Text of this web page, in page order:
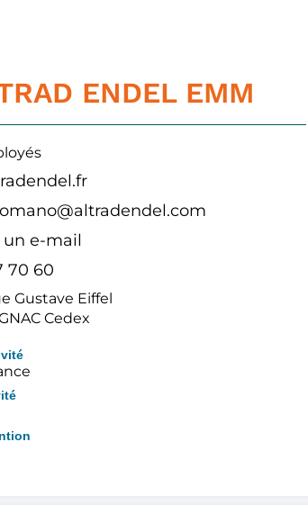
ENDEL EMM
un e-mail
70 60
Gustave Eiffel
Cedex